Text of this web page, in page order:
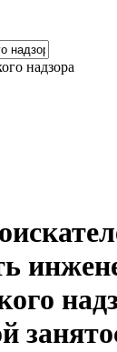
надзора